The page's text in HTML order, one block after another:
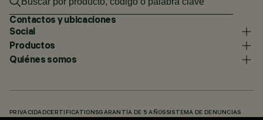
Contactos y ubicaciones
Social
Productos
Quiénes somos
PRIVACIDADCERTIFICATIONSGARANTÍA DE 5 AÑOS SISTEMA DE DENUNCIAS